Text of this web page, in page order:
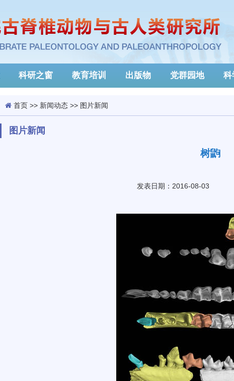
科研之窗 教育培训 出版物 党群园地 科
首页>> 新闻动态>> 图片新闻
图片新闻
树鼩
发表日期：2016-08-03